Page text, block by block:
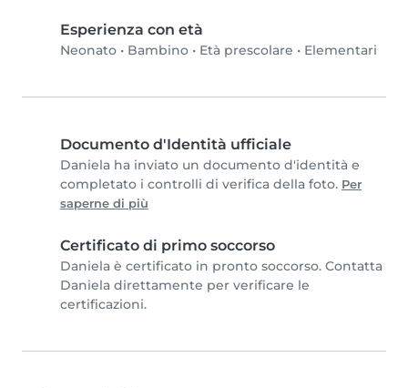
Esperienza con età
Neonato • Bambino • Età prescolare • Elementari
Documento d'Identità ufficiale
Daniela ha inviato un documento d'identità e
completato i controlli di verifica della foto. Per
saperne di più
Certificato di primo soccorso
Daniela è certificato in pronto soccorso. Contatta
Daniela direttamente per verificare le
certificazioni.